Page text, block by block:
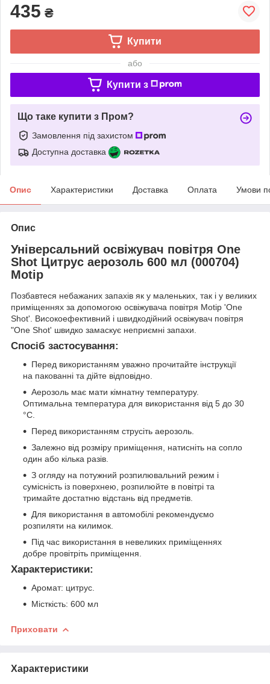
435 ₴
Купити
або
Купити з
Що таке купити з Пром?
Замовлення під захистом
Доступна доставка
Опис Характеристики Доставка Оплата Умови
Опис
Універсальний освіжувач повітря One
Shot Цитрус аерозоль 600 мл (000704)
Motip
Позбавтеся небажаних запахів як у маленьких, так і у великих
приміщеннях за допомогою освіжувача повітря Motip 'One
Shot'. Високоефективний і швидкодійний освіжувач повітря
"One Shot' швидко замаскує неприємні запахи.
Спосіб застосування:
Перед використанням уважно прочитайте інструкції
на пакованні та дійте відповідно.
Аерозоль має мати кімнатну температуру.
Оптимальна температура для використання від 5 до 30
°C.
Перед використанням струсіть аерозоль.
Залежно від розміру приміщення, натисніть на сопло
один або кілька разів.
З огляду на потужний розпилювальний режим і
сумісність із поверхнею, розпилюйте в повітрі та
тримайте достатню відстань від предметів.
Для використання в автомобілі рекомендуємо
розпиляти на килимок.
Під час використання в невеликих приміщеннях
добре провітріть приміщення.
Характеристики:
Аромат: цитрус.
Місткість: 600 мл
Приховати
Характеристики